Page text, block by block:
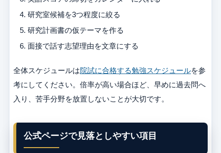
研究室候補を3つ程度に絞る
研究計画書の仮テーマを作る
面接で話す志望理由を文章にする
全体スケジュールは院試に合格する勉強スケジュールを参
考にしてください。倍率が高い場合ほど、早めに過去問へ
入り、苦手分野を放置しないことが大切です。
公式ページで見落としやすい項目